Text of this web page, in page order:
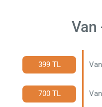
Van
399 TL
700 TL